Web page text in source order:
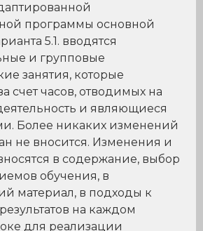
программы основной
5.1. вводятся
и групповые
занятия, которые
счет часов, отводимых на
и являющиеся
Более никаких изменений
не вносится. Изменения и
в содержание, выбор
обучения, в
материал, в подходы к
на каждом
для реализации